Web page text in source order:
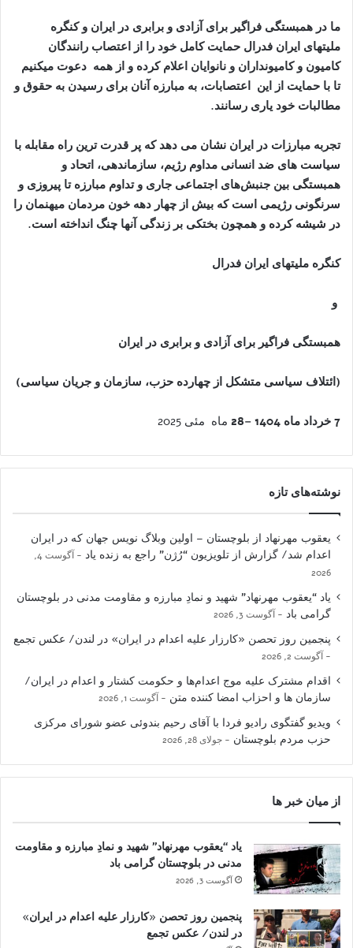
ما در همبستگی فراگیر برای آزادی و برابری در ایران و کنگره
ملیتهای ایران فدرال حمایت کامل خود را از اعتصاب رانندگان
کامیون و کامیونداران و نانوایان اعلام کرده و از همه دعوت میکنیم
تا با حمایت از این اعتصابات، به مبارزه آنان برای رسیدن به حقوق و
مطالبات خود یاری رسانند.
تجربه مبارزات در ایران نشان می دهد که پر قدرت ترین راه مقابله با
سیاست ھای ضد انسانی مداوم رژیم، سازماندهی، اتحاد و
همبستگی بین جنبش‌های اجتماعی جاری و تداوم مبارزه تا پیروزی و
سرنگونی رژیمی است که بیش از چهار دهه خون مردمان میهنمان را
در شیشه کرده و همچون بختکی بر زندگی آنها چنگ انداخته است.
کنگره ملیتهای ایران فدرال
و
همبستگی فراگیر برای آزادی و برابری در ایران
(ائتلاف سياسی متشکل از چهارده حزب، سازمان و جريان سياسی)
7 خرداد ماه 1404 –
28 ماه مئی 2025
نوشته‌های تازه
یعقوب مهرنهاد از بلوچستان – اولین وبلاگ نویس جهان که در ایران
اعدام شد/ گزارش از تلویزیون “رُژن” راجع به زنده یاد
آگوست 4,
2026
یاد “یعقوب مهرنهاد” شهید و نمادِ مبارزه و مقاومت مدنی در بلوچستان
گرامی باد
آگوست 3, 2026
پنجمین روز تحصن «کارزار علیه اعدام در ایران» در لندن/ عکس تجمع
آگوست 2, 2026
اقدام مشترک علیه موج اعدام‌ها و حکومت کشتار و اعدام در ایران/
سازمان ها و احزاب امضا کننده متن
آگوست 1, 2026
ویدیو گفتگوی رادیو فردا با آقای رحیم بندوئی عضو شورای مرکزی
حزب مردم بلوچستان
جولای 28, 2026
از میان خبر ها
یاد “یعقوب مهرنهاد” شهید و نمادِ مبارزه و مقاومت
مدنی در بلوچستان گرامی باد
آگوست 3, 2026
پنجمین روز تحصن «کارزار علیه اعدام در ایران»
در لندن/ عکس تجمع